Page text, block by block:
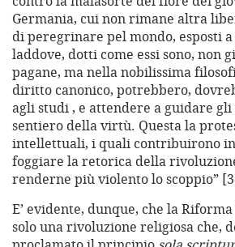
Germania, cui non rimane altra
di peregrinare pel mondo, esposti
laddove, dotti come essi sono, non
pagane, ma nella nobilissima
diritto canonico, potrebbero,
agli studi , e attendere a guidare
sentiero della virtù. Questa la
intellettuali, i quali contribuirono in
foggiare la retorica della
renderne più violento lo scoppio”
E’ evidente, dunque, che la
solo una rivoluzione religiosa che,